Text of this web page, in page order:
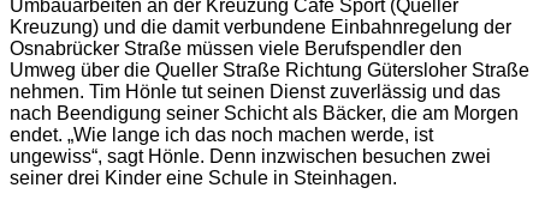
Umbauarbeiten an der Kreuzung Café Sport (Queller
Kreuzung) und die damit verbundene Einbahnregelung der
Osnabrücker Straße müssen viele Berufspendler den
Umweg über die Queller Straße Richtung Gütersloher Straße
nehmen. Tim Hönle tut seinen Dienst zuverlässig und das
nach Beendigung seiner Schicht als Bäcker, die am Morgen
endet. „Wie lange ich das noch machen werde, ist
ungewiss“, sagt Hönle. Denn inzwischen besuchen zwei
seiner drei Kinder eine Schule in Steinhagen.